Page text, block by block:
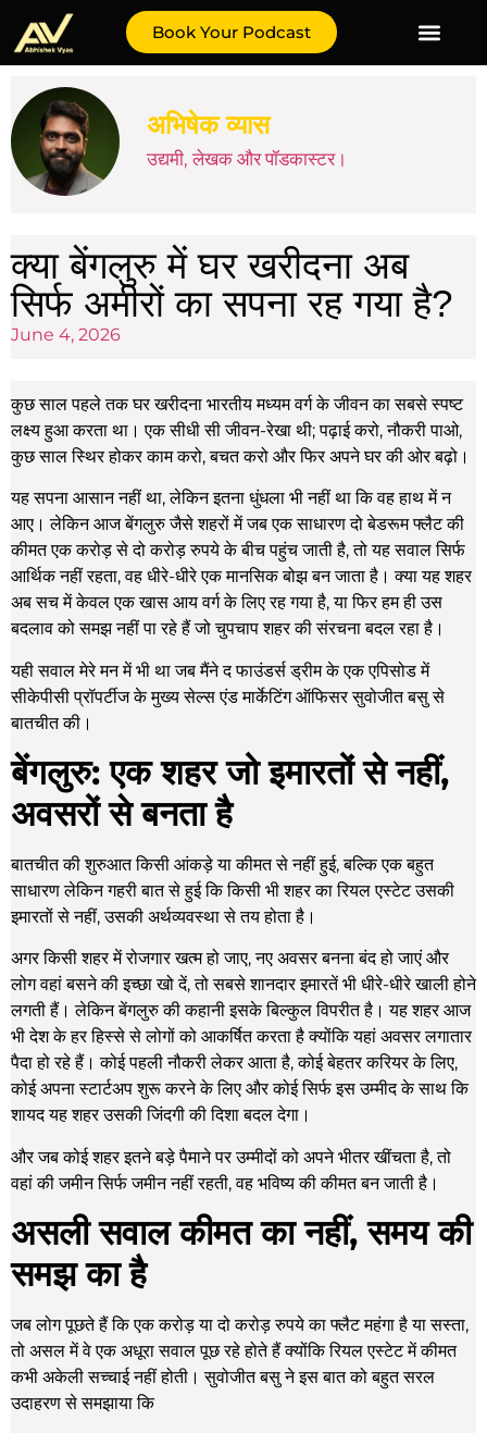
Book Your Podcast
अभिषेक व्यास
उद्यमी, लेखक और पॉडकास्टर।
क्या बेंगलुरु में घर खरीदना अब
सिर्फ अमीरों का सपना रह गया है?
June 4, 2026
कुछ साल पहले तक घर खरीदना भारतीय मध्यम वर्ग के जीवन का सबसे स्पष्ट
लक्ष्य हुआ करता था। एक सीधी सी जीवन-रेखा थी; पढ़ाई करो, नौकरी पाओ,
कुछ साल स्थिर होकर काम करो, बचत करो और फिर अपने घर की ओर बढ़ो।
यह सपना आसान नहीं था, लेकिन इतना धुंधला भी नहीं था कि वह हाथ में न
आए। लेकिन आज बेंगलुरु जैसे शहरों में जब एक साधारण दो बेडरूम फ्लैट की
कीमत एक करोड़ से दो करोड़ रुपये के बीच पहुंच जाती है, तो यह सवाल सिर्फ
आर्थिक नहीं रहता, वह धीरे-धीरे एक मानसिक बोझ बन जाता है। क्या यह शहर
अब सच में केवल एक खास आय वर्ग के लिए रह गया है, या फिर हम ही उस
बदलाव को समझ नहीं पा रहे हैं जो चुपचाप शहर की संरचना बदल रहा है।
यही सवाल मेरे मन में भी था जब मैंने द फाउंडर्स ड्रीम के एक एपिसोड में
सीकेपीसी प्रॉपर्टीज के मुख्य सेल्स एंड मार्केटिंग ऑफिसर सुवोजीत बसु से
बातचीत की।
बेंगलुरु: एक शहर जो इमारतों से नहीं,
अवसरों से बनता है
बातचीत की शुरुआत किसी आंकड़े या कीमत से नहीं हुई, बल्कि एक बहुत
साधारण लेकिन गहरी बात से हुई कि किसी भी शहर का रियल एस्टेट उसकी
इमारतों से नहीं, उसकी अर्थव्यवस्था से तय होता है।
अगर किसी शहर में रोजगार खत्म हो जाए, नए अवसर बनना बंद हो जाएं और
लोग वहां बसने की इच्छा खो दें, तो सबसे शानदार इमारतें भी धीरे-धीरे खाली होने
लगती हैं। लेकिन बेंगलुरु की कहानी इसके बिल्कुल विपरीत है। यह शहर आज
भी देश के हर हिस्से से लोगों को आकर्षित करता है क्योंकि यहां अवसर लगातार
पैदा हो रहे हैं। कोई पहली नौकरी लेकर आता है, कोई बेहतर करियर के लिए,
कोई अपना स्टार्टअप शुरू करने के लिए और कोई सिर्फ इस उम्मीद के साथ कि
शायद यह शहर उसकी जिंदगी की दिशा बदल देगा।
और जब कोई शहर इतने बड़े पैमाने पर उम्मीदों को अपने भीतर खींचता है, तो
वहां की जमीन सिर्फ जमीन नहीं रहती, वह भविष्य की कीमत बन जाती है।
असली सवाल कीमत का नहीं, समय की
समझ का है
जब लोग पूछते हैं कि एक करोड़ या दो करोड़ रुपये का फ्लैट महंगा है या सस्ता,
तो असल में वे एक अधूरा सवाल पूछ रहे होते हैं क्योंकि रियल एस्टेट में कीमत
कभी अकेली सच्चाई नहीं होती। सुवोजीत बसु ने इस बात को बहुत सरल
उदाहरण से समझाया कि